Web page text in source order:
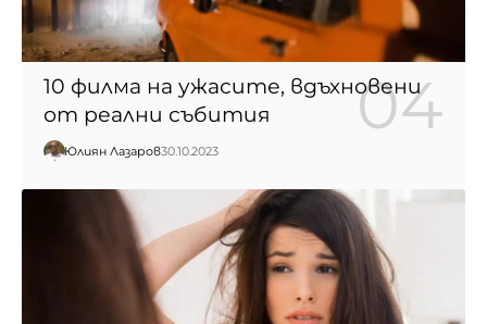
10 филма на ужасите, вдъхновени
от реални събития
Юлиян Лазаров30.10.2023